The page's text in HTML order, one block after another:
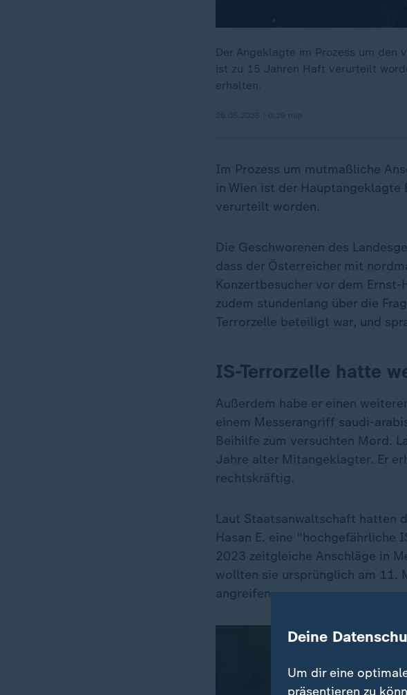
Der Angeklagte im Prozess um den
ist zu 15 Jahren Haft verurteilt
erhalten.
Im Prozess um mutmaßliche
in Wien ist der Hauptangeklagte
verurteilt worden.
Die Geschworenen des
dass der Österreicher mit
Konzertbesucher vor dem
zudem stundenlang über die
Terrorzelle beteiligt war, und
IS-Terrorzelle hatte
Außerdem habe er einen
einem Messerangriff saudi-
Beihilfe zum versuchten Mord.
Jahre alter Mitangeklagter. Er
rechtskräftig.
Laut Staatsanwaltschaft hatten
Hasan E. eine "hochgefährliche
2023 zeitgleiche Anschläge in
wollten sie ursprünglich am 11.
angreifen.
Deine
Um dir eine
präsentieren zu